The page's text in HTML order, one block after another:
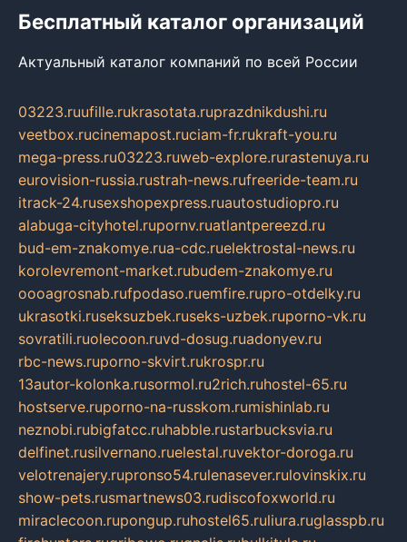
Бесплатный каталог организаций
Актуальный каталог компаний по всей России
03223.ruufille.rukrasotata.ruprazdnikdushi.ru
veetbox.rucinemapost.ruciam-fr.rukraft-you.ru
mega-press.ru03223.ruweb-explore.rurastenuya.ru
eurovision-russia.rustrah-news.rufreeride-team.ru
itrack-24.rusexshopexpress.ruautostudiopro.ru
alabuga-cityhotel.rupornv.ruatlantpereezd.ru
bud-em-znakomye.rua-cdc.ruelektrostal-news.ru
korolevremont-market.rubudem-znakomye.ru
oooagrosnab.rufpodaso.ruemfire.rupro-otdelky.ru
ukrasotki.ruseksuzbek.ruseks-uzbek.ruporno-vk.ru
sovratili.ruolecoon.ruvd-dosug.ruadonyev.ru
rbc-news.ruporno-skvirt.rukrospr.ru
13autor-kolonka.rusormol.ru2rich.ruhostel-65.ru
hostserve.ruporno-na-russkom.rumishinlab.ru
neznobi.rubigfatcc.ruhabble.rustarbucksvia.ru
delfinet.rusilvernano.ruelestal.ruvektor-doroga.ru
velotrenajery.rupronso54.rulenasever.rulovinskix.ru
show-pets.rusmartnews03.rudiscofoxworld.ru
miraclecoon.rupongup.ruhostel65.ruliura.ruglasspb.ru